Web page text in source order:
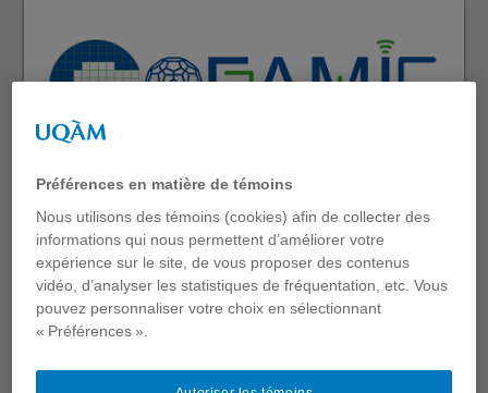
Begin
Préférences en matière de témoins
Nous utilisons des témoins (cookies) afin de collecter des
informations qui nous permettent d’améliorer votre
expérience sur le site, de vous proposer des contenus
vidéo, d’analyser les statistiques de fréquentation, etc. Vous
pouvez personnaliser votre choix en sélectionnant
« Préférences ».